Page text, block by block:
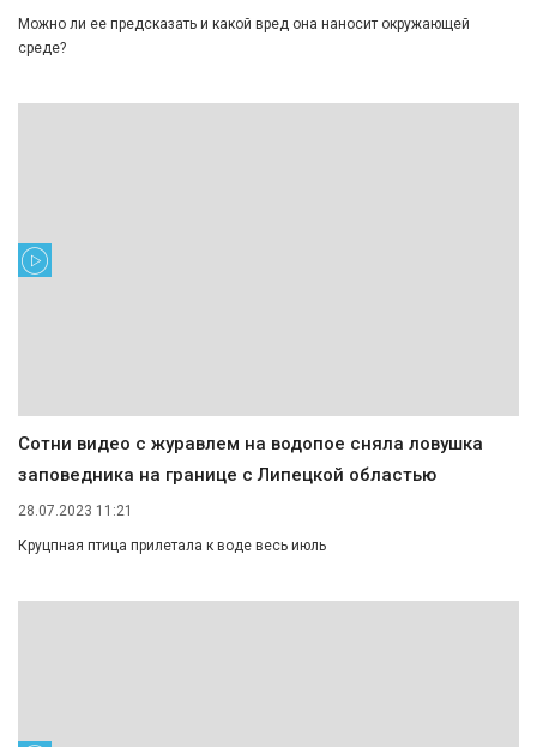
Можно ли ее предсказать и какой вред она наносит окружающей
среде?
Сотни видео с журавлем на водопое сняла ловушка
заповедника на границе с Липецкой областью
28.07.2023 11:21
Круцпная птица прилетала к воде весь июль